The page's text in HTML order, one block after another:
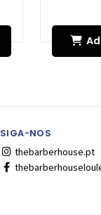
SIGA-NOS
thebarberhouse.pt